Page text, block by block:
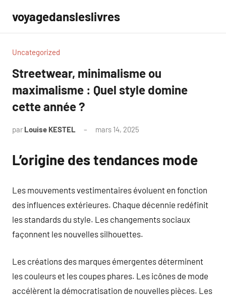
contenu
voyagedansleslivres
Uncategorized
Streetwear, minimalisme ou
maximalisme : Quel style domine
cette année ?
par Louise KESTEL mars 14, 2025
L’origine des tendances mode
Les mouvements vestimentaires évoluent en fonction
des influences extérieures. Chaque décennie redéfinit
les standards du style. Les changements sociaux
façonnent les nouvelles silhouettes.
Les créations des marques émergentes déterminent
les couleurs et les coupes phares. Les icônes de mode
accélèrent la démocratisation de nouvelles pièces. Les